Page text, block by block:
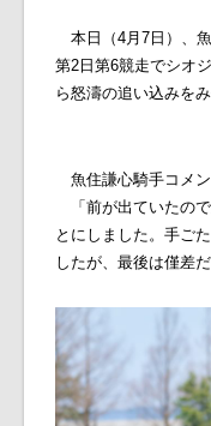
本日（4月7日）、
第2日第6競走でシオ
ら怒濤の追い込みを
魚住謙心騎手コメン
「前が出ていたの
とにしました。手ご
したが、最後は僅差